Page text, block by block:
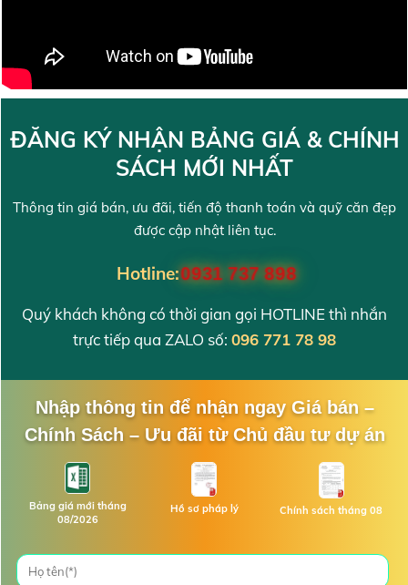
ĐĂNG KÝ NHẬN BẢNG GIÁ & CHÍNH
SÁCH MỚI NHẤT
Thông tin giá bán, ưu đãi, tiến độ thanh toán và quỹ căn đẹp
được cập nhật liên tục.
Hotline:0931 737 898
Quý khách không có thời gian gọi HOTLINE thì nhắn
trực tiếp qua ZALO số: 096 771 78 98
Nhập thông tin để nhận ngay Giá bán –
Chính Sách – Ưu đãi từ Chủ đầu tư dự án
Bảng giá mới tháng
08/2026
Hồ sơ pháp lý Chính sách tháng 08